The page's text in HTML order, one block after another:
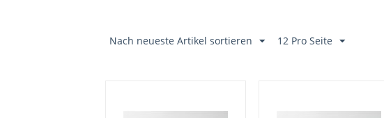
Nach neueste Artikel sortieren 12 Pro Seite